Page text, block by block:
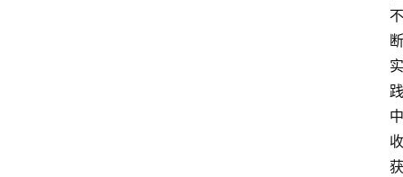
不
断
实
践
中
收
获